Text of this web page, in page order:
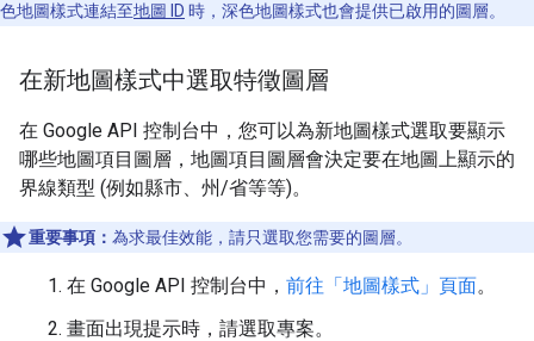
色地圖樣式連結至地圖 ID 時，深色地圖樣式也會提供已啟用的圖層。
在新地圖樣式中選取特徵圖層
在 Google API 控制台中，您可以為新地圖樣式選取要顯示
哪些地圖項目圖層，地圖項目圖層會決定要在地圖上顯示的
界線類型 (例如縣市、州/省等等)。
重要事項： 為求最佳效能，請只選取您需要的圖層。
在 Google API 控制台中， 前往「地圖樣式」頁面。
畫面出現提示時，請選取專案。